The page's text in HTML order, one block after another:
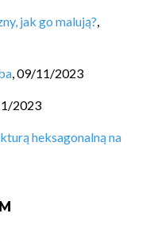
jak go malują?,
,09/11/2023
2023
heksagonalną na